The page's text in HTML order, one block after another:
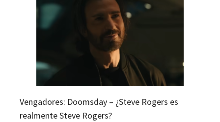
Vengadores: Doomsday – ¿Steve Rogers es
realmente Steve Rogers?